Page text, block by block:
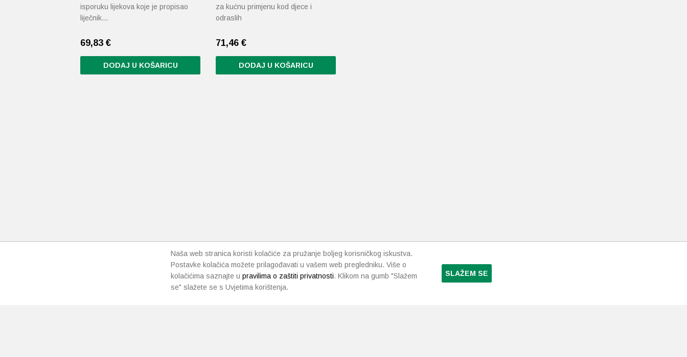
isporuku lijekova koje je propisao
liječnik…
69,83 €
DODAJ U KOŠARICU
za kućnu primjenu kod djece i
odraslih
71,46 €
DODAJ U KOŠARICU
Naša web stranica koristi kolačiće za pružanje boljeg korisničkog iskustva.
Postavke kolačića možete prilagođavati u vašem web pregledniku. Više o
kolačićima saznajte u pravilima o zaštiti privatnosti. Klikom na gumb "Slažem
se" slažete se s Uvjetima korištenja.
SLAŽEM SE